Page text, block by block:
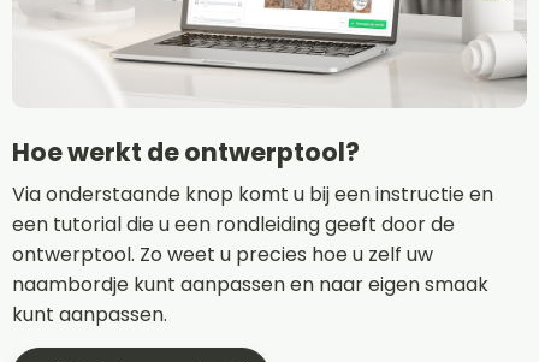
Hoe werkt de ontwerptool?
Via onderstaande knop komt u bij een instructie en
een tutorial die u een rondleiding geeft door de
ontwerptool. Zo weet u precies hoe u zelf uw
naambordje kunt aanpassen en naar eigen smaak
kunt aanpassen.